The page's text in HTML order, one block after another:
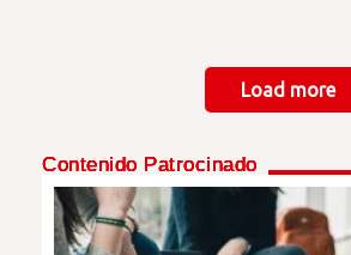
Load more
Contenido Patrocinado